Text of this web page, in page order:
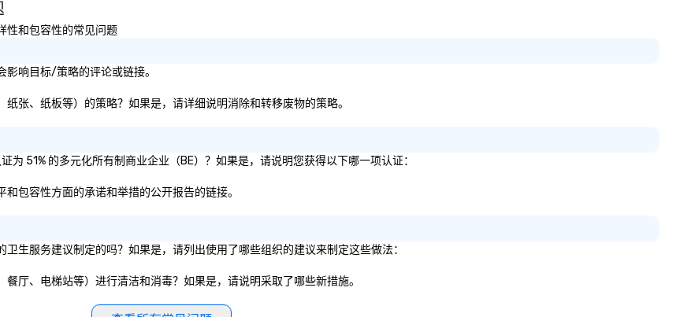
性和包容性的常见问题
响目标/策略的评论或链接。
张、纸板等）的策略？如果是，请详细说明消除和转移废物的策略。
51% 的多元化所有制商业企业（BE）？如果是，请说明您获得以下哪一项认证：
包容性方面的承诺和举措的公开报告的链接。
生服务建议制定的吗？如果是，请列出使用了哪些组织的建议来制定这些做法：
厅、电梯站等）进行清洁和消毒？如果是，请说明采取了哪些新措施。